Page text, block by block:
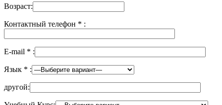
Возраст:
Контактный телефон * :
E-mail * :
Язык * :
другой: